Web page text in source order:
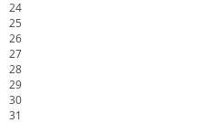
24
25
26
27
28
29
30
31